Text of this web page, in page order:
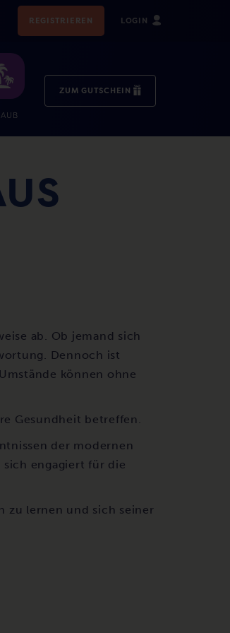
REGISTRIEREN LOGIN
ZUM GUTSCHEIN
ab. Ob jemand sich
Dennoch ist
können ohne
Gesundheit betreffen.
der modernen
engagiert für die
zu lernen und sich seiner